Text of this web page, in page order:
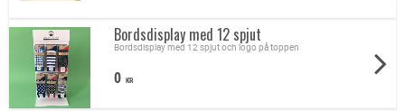
Bordsdisplay med 12 spjut
Bordsdisplay med 12 spjut och logo på toppen
0 KR